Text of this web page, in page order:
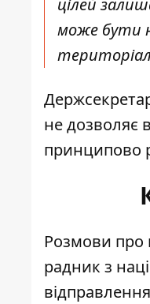
цілей
може бути
не дозволяє
принципово
Розмови про
радник з